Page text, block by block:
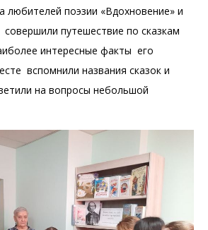
любителей поэзии «Вдохновение» и
путешествие по сказкам
интересные факты его
вспомнили названия сказок и
на вопросы небольшой